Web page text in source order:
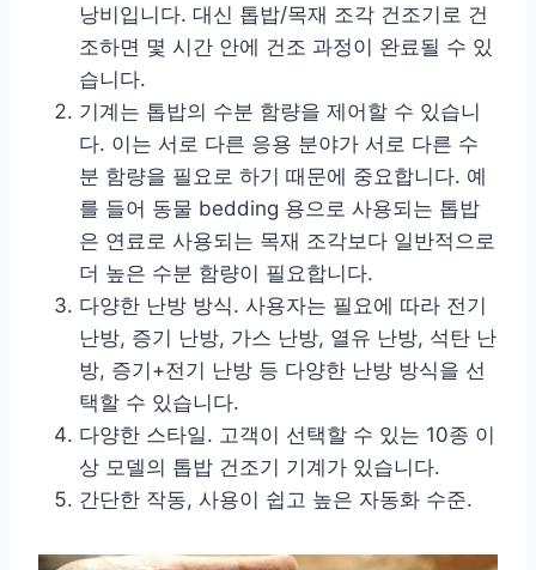
낭비입니다. 대신 톱밥/목재 조각 건조기로 건
조하면 몇 시간 안에 건조 과정이 완료될 수 있
습니다.
기계는 톱밥의 수분 함량을 제어할 수 있습니
다. 이는 서로 다른 응용 분야가 서로 다른 수
분 함량을 필요로 하기 때문에 중요합니다. 예
를 들어 동물 bedding 용으로 사용되는 톱밥
은 연료로 사용되는 목재 조각보다 일반적으로
더 높은 수분 함량이 필요합니다.
다양한 난방 방식. 사용자는 필요에 따라 전기
난방, 증기 난방, 가스 난방, 열유 난방, 석탄 난
방, 증기+전기 난방 등 다양한 난방 방식을 선
택할 수 있습니다.
다양한 스타일. 고객이 선택할 수 있는 10종 이
상 모델의 톱밥 건조기 기계가 있습니다.
간단한 작동, 사용이 쉽고 높은 자동화 수준.